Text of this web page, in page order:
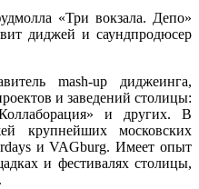
«Три вокзала. Депо»
диджей и саундпродюсер
mash-up диджеинга,
и заведений столицы:
и других. В
крупнейших московских
и VAGburg. Имеет опыт
и фестивалях столицы,